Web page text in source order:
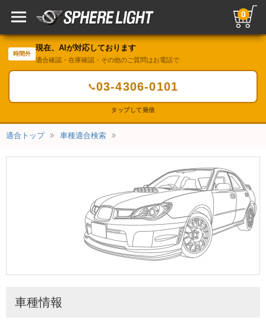
0
時間外
現在、AIが対応しております
適合確認・在庫確認・その他のご質問はお電話で
📞03-4306-0101
タップして発信
適合トップ 車種適合検索
車種情報